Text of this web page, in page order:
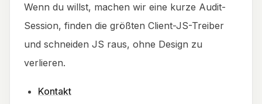
Wenn du willst, machen wir eine kurze Audit-
Session, finden die größten Client-JS-Treiber
und schneiden JS raus, ohne Design zu
verlieren.
Kontakt